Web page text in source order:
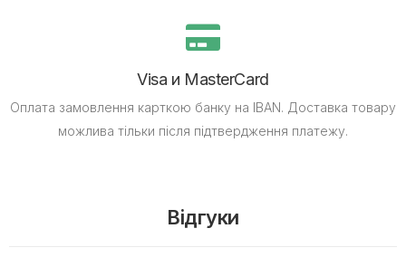
Visa и MasterCard
Оплата замовлення карткою банку на IBAN. Доставка товару
можлива тільки після підтвердження платежу.
Відгуки